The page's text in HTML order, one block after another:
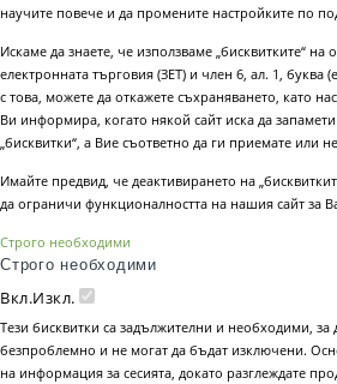
научите повече и да промените настройките по
Искаме да знаете, че използваме „бисквитките“ на
електронната търговия (ЗЕТ) и член 6, ал. 1, буква
с това, можете да откажете съхраняването, като
Ви информира, когато някой сайт иска да
„бисквитки“, а Вие съответно да ги приемате или
Имайте предвид, че деактивирането на
да ограничи функционалността на нашия сайт за
Строго необходими
Строго необходими
Вкл.Изкл.
Тези бисквитки са задължителни и необходими, за
безпроблемно и не могат да бъдат изключени.
на информация за сесията, докато разглеждате